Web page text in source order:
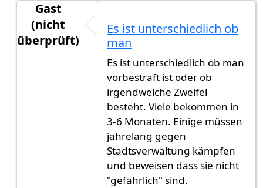
Gast
(nicht
überprüft)
Mir wurde gesagt 1 jahr und
Es ist unterschiedlich ob
man
Es ist unterschiedlich ob man
vorbestraft ist oder ob
irgendwelche Zweifel
besteht. Viele bekommen in
3-6 Monaten. Einige müssen
jahrelang gegen
Stadtsverwaltung kämpfen
und beweisen dass sie nicht
"gefährlich" sind.